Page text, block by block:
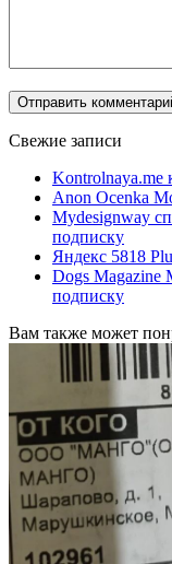
Свежие записи
Kontrolnaya.me
Anon Ocenka
Mydesignway
подписку
Яндекс 5818
Dogs Magazine
подписку
Вам также может